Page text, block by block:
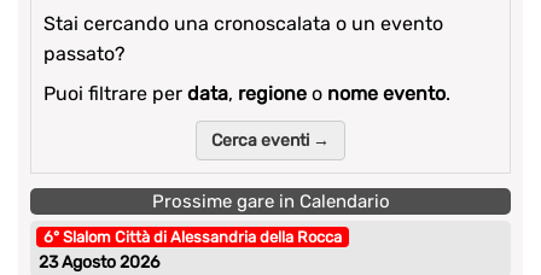
Stai cercando una cronoscalata o un evento
passato?
Puoi filtrare per data, regione o nome evento.
Cerca eventi →
Prossime gare in Calendario
6° Slalom Città di Alessandria della Rocca
23 Agosto 2026